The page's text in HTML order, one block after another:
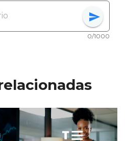
send
0/1000